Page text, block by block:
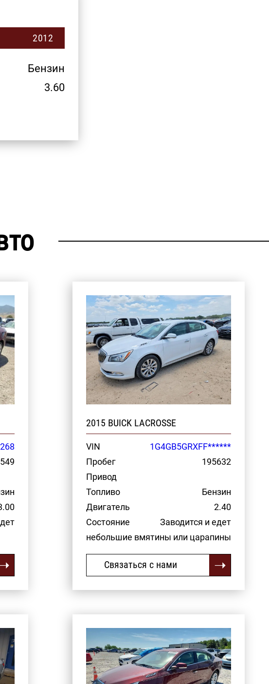
2012
Бензин
3.60
2015 BUICK LACROSSE
VIN
1G4GB5GRXFF******
Пробег
195632
Привод
Топливо
Бензин
Двигатель
2.40
Состояние
Заводится и едет
небольшие вмятины или царапины
Связаться с нами